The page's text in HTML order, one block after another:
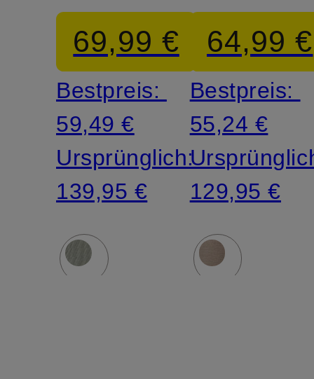
Merinowolle
69,99 €
Bestpreis:
59,49 €
Ursprünglich:
139,95 €
64,99 €
Bestpreis:
55,24 €
129,95 €